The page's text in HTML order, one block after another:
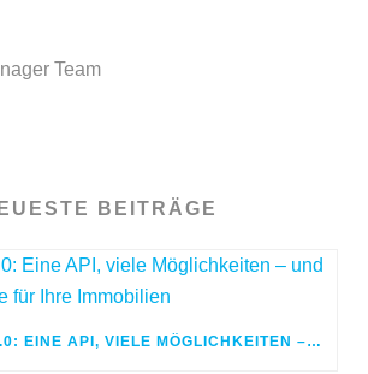
Team
BEITRÄGE
WORDPRESS 7.0: EINE API, VIELE MÖGLICHKEITEN – UND SMARTE KI-SUCHE FÜR IHRE IMMOBILIEN